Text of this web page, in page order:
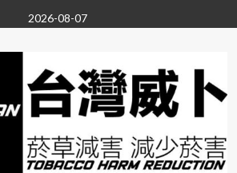
2026-08-07